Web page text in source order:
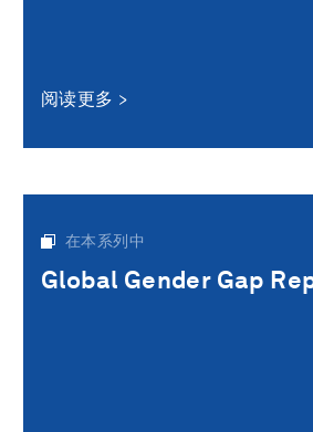
阅读更多
在本系列中
Global Gender Gap